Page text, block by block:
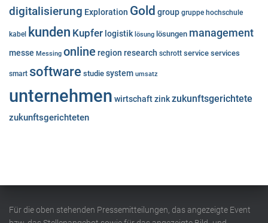
digitalisierung Exploration Gold group gruppe hochschule
kabel kunden Kupfer logistik lösung lösungen management
messe Messing online region research schrott service services
smart software studie system umsatz
unternehmen wirtschaftzinkzukunftsgerichtete
zukunftsgerichteten
Für die oben stehenden Pressemitteilungen, das angezeigte Event